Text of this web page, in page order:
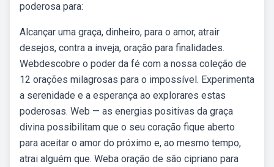
poderosa para:
Alcançar uma graça, dinheiro, para o amor, atrair
desejos, contra a inveja, oração para finalidades.
Webdescobre o poder da fé com a nossa coleção de
12 orações milagrosas para o impossível. Experimenta
a serenidade e a esperança ao explorares estas
poderosas. Web — as energias positivas da graça
divina possibilitam que o seu coração fique aberto
para aceitar o amor do próximo e, ao mesmo tempo,
atrai alguém que. Weba oração de são cipriano para